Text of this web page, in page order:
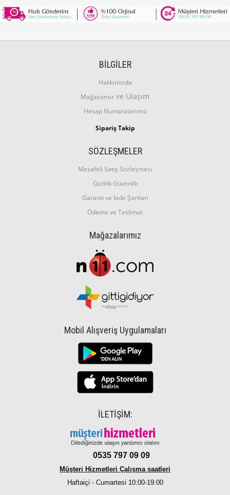
BİLGİLER
Hakkımızda
Mağazamız ve Ulaşım
Hesap Numaralarımız
Sipariş Takip
SÖZLEŞMELER
Mesafeli Satış Sözleşmesi
Gizlilik Güvenlik
Garanti ve İade Şartları
Ödeme ve Teslimat
Mağazalarımız
Mobil Alışveriş Uygulamaları
İLETİŞİM:
0535 797 09 09
Müşteri Hizmetleri Çalışma saatleri
Haftaiçi - Cumartesi 10:00-19:00